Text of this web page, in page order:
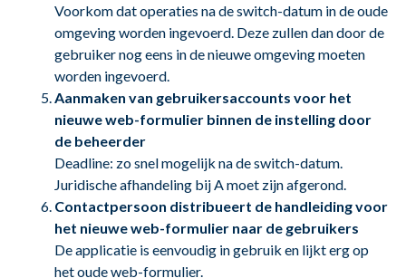
Voorkom dat operaties na de switch-datum in de oude
omgeving worden ingevoerd. Deze zullen dan door de
gebruiker nog eens in de nieuwe omgeving moeten
worden ingevoerd.
Aanmaken van gebruikersaccounts voor het
nieuwe web-formulier binnen de instelling door
de beheerder
Deadline: zo snel mogelijk na de switch-datum.
Juridische afhandeling bij A moet zijn afgerond.
Contactpersoon distribueert de handleiding voor
het nieuwe web-formulier naar de gebruikers
De applicatie is eenvoudig in gebruik en lijkt erg op
het oude web-formulier.